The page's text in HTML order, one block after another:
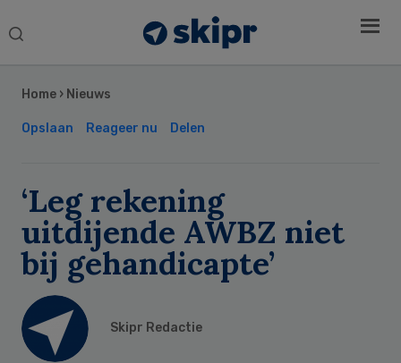
Search
Home › Nieuws
Opslaan Reageer nu Delen
‘Leg rekening
uitdijende AWBZ niet
bij gehandicapte’
Skipr Redactie
Sidebar